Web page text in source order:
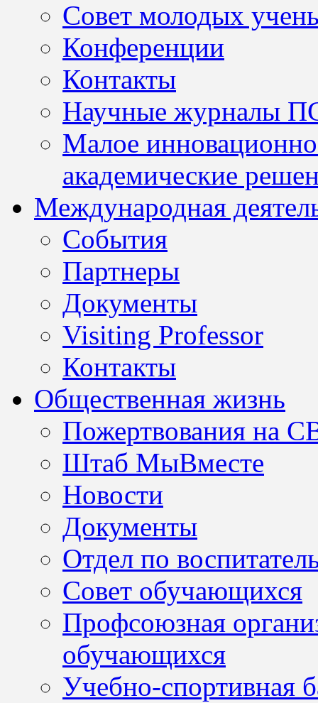
Совет молодых
Конференции
Контакты
Научные журналы
Малое
академические
Международная
События
Партнеры
Документы
Visiting Professor
Контакты
Общественная жизнь
Пожертвования на
Штаб МыВместе
Новости
Документы
Отдел по
Совет обучающихся
Профсоюзная
обучающихся
Учебно-спортивная